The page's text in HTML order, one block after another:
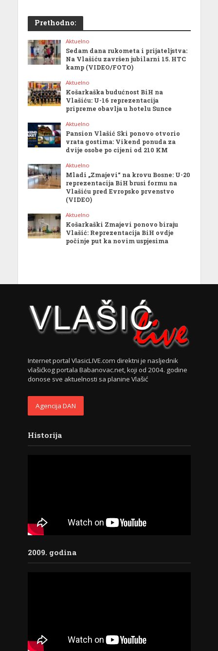
Prethodno:
Aktuelno
Sedam dana rukometa i prijateljstva:
Na Vlašiću završen jubilarni 15. HTC
kamp (VIDEO/FOTO)
Aktuelno
Košarkaška budućnost BiH na
Vlašiću: U-16 reprezentacija
pripreme obavlja u hotelu Sunce
Aktuelno
Pansion Vlašić Ski ponovo otvorio
vrata gostima: Vikend ponuda za
dvije osobe po cijeni od 210 KM
Aktuelno
Mladi „Zmajevi“ na krovu Bosne: U-20
reprezentacija BiH brusi formu na
Vlašiću pred Evropsko prvenstvo
(VIDEO)
Aktuelno
Košarkaški Zmajevi ponovo biraju
Vlašić: Reprezentacija BiH ovdje
počinje put ka novim uspjesima
Internet portal VlasicLIVE.com direktni je nasljednik
vlašićkog portala Babanovac.net, koji od 2004. godine
donose sve aktuelnosti sa planine Vlašić
Agencija DAN
Historija
2009. godina